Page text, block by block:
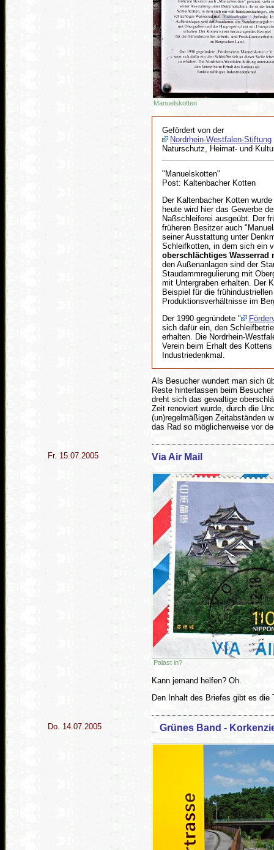
Manuelskotten
Gefördert von der
Nordrhein-Westfalen-Stiftung
Naturschutz, Heimat- und
"Manuelskotten"
Post: Kaltenbacher Kotten
Der Kaltenbacher Kotten
heute wird hier das Gewerbe
Naßschleiferei ausgeübt. Der
früheren Besitzer auch
seiner Ausstattung unter
Schleifkotten, in dem sich ein
oberschlächtiges Wasserrad
den Außenanlagen sind der
Staudammregulierung mit
mit Untergraben erhalten. Der
Beispiel für die
Produktionsverhältnisse im
Der 1990 gegründete "
sich dafür ein, den
erhalten. Die Nordrhein-
Verein beim Erhalt des
Industriedenkmal.
Als Besucher wundert man sich
Reste hinterlassen beim
dreht sich das gewaltige
Zeit renoviert wurde, durch die
(un)regelmäßigen Zeitabständen
das Rad so möglicherweise vor
Fr. 15.07.2005 Via Air Mail
Palast in?
Kann jemand helfen? Oh.
Den Inhalt des Briefes gibt es die
Do. 14.07.2005 _ Grünes Band -